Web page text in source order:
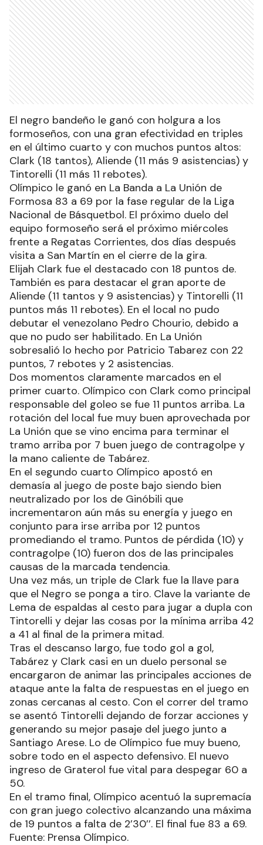
El negro bandeño le ganó con holgura a los
formoseños, con una gran efectividad en triples
en el último cuarto y con muchos puntos altos:
Clark (18 tantos), Aliende (11 más 9 asistencias) y
Tintorelli (11 más 11 rebotes).
Olímpico le ganó en La Banda a La Unión de
Formosa 83 a 69 por la fase regular de la Liga
Nacional de Básquetbol. El próximo duelo del
equipo formoseño será el próximo miércoles
frente a Regatas Corrientes, dos días después
visita a San Martín en el cierre de la gira.
Elijah Clark fue el destacado con 18 puntos de.
También es para destacar el gran aporte de
Aliende (11 tantos y 9 asistencias) y Tintorelli (11
puntos más 11 rebotes). En el local no pudo
debutar el venezolano Pedro Chourio, debido a
que no pudo ser habilitado. En La Unión
sobresalió lo hecho por Patricio Tabarez con 22
puntos, 7 rebotes y 2 asistencias.
Dos momentos claramente marcados en el
primer cuarto. Olímpico con Clark como principal
responsable del goleo se fue 11 puntos arriba. La
rotación del local fue muy buen aprovechada por
La Unión que se vino encima para terminar el
tramo arriba por 7 buen juego de contragolpe y
la mano caliente de Tabárez.
En el segundo cuarto Olímpico apostó en
demasía al juego de poste bajo siendo bien
neutralizado por los de Ginóbili que
incrementaron aún más su energía y juego en
conjunto para irse arriba por 12 puntos
promediando el tramo. Puntos de pérdida (10) y
contragolpe (10) fueron dos de las principales
causas de la marcada tendencia.
Una vez más, un triple de Clark fue la llave para
que el Negro se ponga a tiro. Clave la variante de
Lema de espaldas al cesto para jugar a dupla con
Tintorelli y dejar las cosas por la mínima arriba 42
a 41 al final de la primera mitad.
Tras el descanso largo, fue todo gol a gol,
Tabárez y Clark casi en un duelo personal se
encargaron de animar las principales acciones de
ataque ante la falta de respuestas en el juego en
zonas cercanas al cesto. Con el correr del tramo
se asentó Tintorelli dejando de forzar acciones y
generando su mejor pasaje del juego junto a
Santiago Arese. Lo de Olímpico fue muy bueno,
sobre todo en el aspecto defensivo. El nuevo
ingreso de Graterol fue vital para despegar 60 a
50.
En el tramo final, Olímpico acentuó la supremacía
con gran juego colectivo alcanzando una máxima
de 19 puntos a falta de 2’30’’. El final fue 83 a 69.
Fuente: Prensa Olímpico.